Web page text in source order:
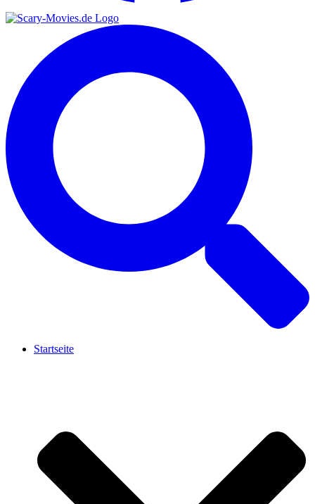
Startseite